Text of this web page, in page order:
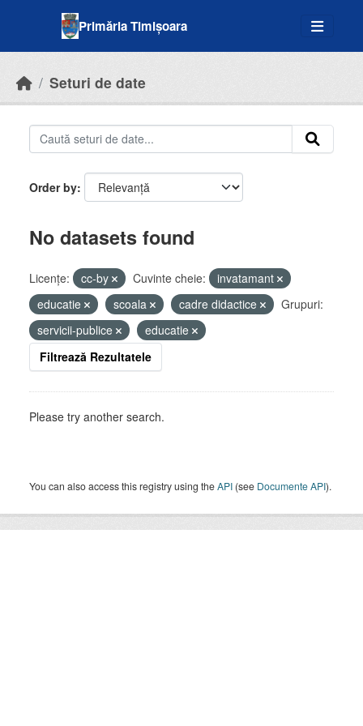
Primăria Timișoara
Seturi de date
Order by
No datasets found
Licenţe: cc-by Cuvinte cheie:
invatamant
educatie
scoala cadre didactice
Grupuri:
servicii-publice
educatie
Filtrează Rezultatele
Please try another search.
You can also access this registry using theAPI (see Documente API).